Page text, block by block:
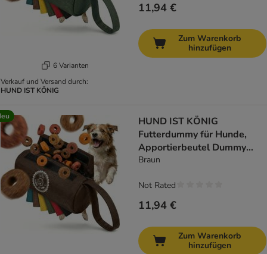
6 Varianten
Verkauf und Versand durch:
HUND IST KÖNIG
11,94 €
Zum Warenkorb
hinzufügen
HUND IST KÖNIG
Futterdummy für Hunde,
Apportierbeutel Dummy
Hundetraining
Braun
11,94 €
Not Rated
Zum Warenkorb
hinzufügen